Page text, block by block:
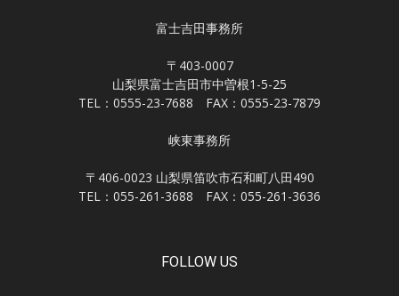
富士吉田事務所
〒403-0007
山梨県富士吉田市中曽根1-5-25
TEL：0555-23-7688 FAX：0555-23-7879
峡東事務所
〒406-0023 山梨県笛吹市石和町八田490
TEL：055-261-3688 FAX：055-261-3636
FOLLOW US